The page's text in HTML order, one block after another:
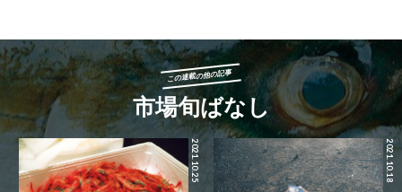
この連載の他の記事
市場旬ばなし
2021.10.25 2021.10.18